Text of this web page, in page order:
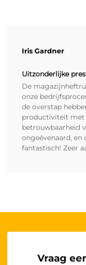
Iris Gardner
Uitzonderlijke
De
onze
de overstap
productiviteit met
betrouwbaarheid
ongeëvenaard, en
fantastisch! Zeer
Vraag